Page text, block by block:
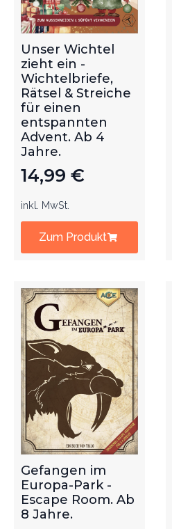
Unser Wichtel
zieht ein -
Wichtelbriefe,
Rätsel & Streiche
für einen
entspannten
Advent. Ab 4
Jahre.
14,99 €
inkl. MwSt.
Zum Produkt
Gefangen im
Europa-Park -
Escape Room. Ab
8 Jahre.